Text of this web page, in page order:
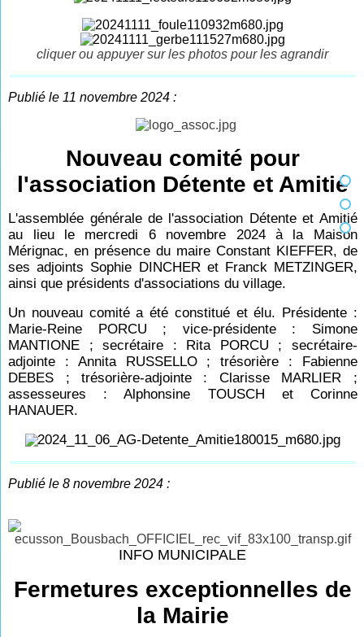
cliquer ou appuyer sur les photos pour les agrandir
Publié le 11 novembre 2024 :
Nouveau comité pour
l'association Détente et Amitié
L'assemblée générale de l'association Détente et Amitié
au lieu le mercredi 6 novembre 2024 à la Maison
Mérignac, en présence du maire Constant KIEFFER, de
ses adjoints Sophie DINCHER et Franck METZINGER,
ainsi que présidents d'associations du village.
Un nouveau comité a été constitué et élu. Présidente :
Marie-Reine PORCU ; vice-présidente : Simone
MANTIONE ; secrétaire : Rita PORCU ; secrétaire-
adjointe : Annita RUSSELLO ; trésorière : Fabienne
DEBES ; trésorière-adjointe : Clarisse MARLIER ;
assesseures : Alphonsine TOUSCH et Corinne
HANAUER.
Publié le 8 novembre 2024 :
INFO MUNICIPALE
Fermetures exceptionnelles de
la Mairie